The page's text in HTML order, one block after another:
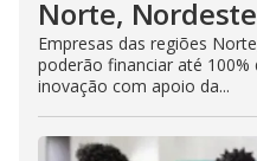
Norte,
Empresas das regiões
poderão financiar até
inovação com apoio da...